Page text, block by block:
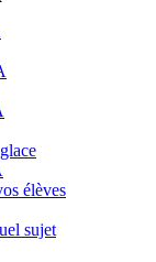
élèves
sujet